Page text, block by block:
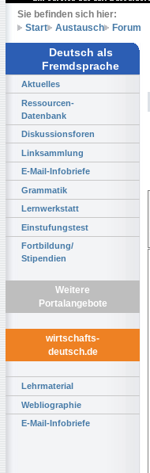
Sie befinden sich hier:
Start
Austausch Forum
Deutsch als
Fremdsprache
Aktuelles
Ressourcen-
Datenbank
Diskussionsforen
Linksammlung
E-Mail-Infobriefe
Grammatik
Lernwerkstatt
Einstufungstest
Fortbildung/
Stipendien
Weitere
Portalangebote
wirtschafts-
deutsch.de
Lehrmaterial
Webliographie
E-Mail-Infobriefe